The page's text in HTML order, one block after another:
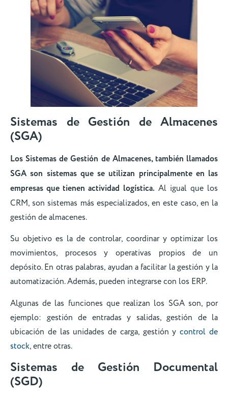
Sistemas de Gestión de Almacenes
(SGA)
Los Sistemas de Gestión de Almacenes, también llamados
SGA son sistemas que se utilizan principalmente en las
empresas que tienen actividad logística. Al igual que los
CRM, son sistemas más especializados, en este caso, en la
gestión de almacenes.
Su objetivo es la de controlar, coordinar y optimizar los
movimientos, procesos y operativas propios de un
depósito. En otras palabras, ayudan a facilitar la gestión y la
automatización. Además, pueden integrarse con los ERP.
Algunas de las funciones que realizan los SGA son, por
ejemplo: gestión de entradas y salidas, gestión de la
ubicación de las unidades de carga, gestión ycontrol de
stock, entre otras.
Sistemas de Gestión Documental
(SGD)